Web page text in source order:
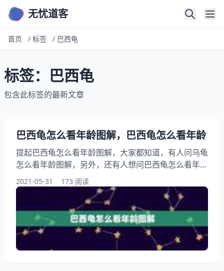
无忧道客
首页 / 标签 / 巴西龟
标签：巴西龟
包含此标签的最新文章
巴西龟怎么看年龄图解，巴西龟怎么看年龄
提起巴西龟怎么看年龄图解，大家都知道，有人问乌龟
怎么看年龄图解，另外，还有人想问巴西龟怎么看年
龄？急！你知道这是怎么回事？其实巴西龟怎么辨别公
母！年龄！有图片！下面就一起来看看巴西龟怎么看年
龄，希望能够帮助到大家！ 巴西龟怎么看年龄图解 侧
身游要注意健康问题 因为健康的巴西龟是可以自己控
制沉浮的 巴西龟怎么辨别公母！年龄！有图片！ 不过
之前刚养小巴西的时候也有这个问题巴西龟20年了值
多钱。
2021-05-31 173 阅读